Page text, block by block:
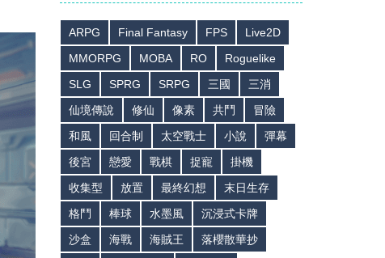
ARPG Final Fantasy FPS
Live2D
MMORPG
MOBA RO
Roguelike
SLG
SPRG SRPG 三國
三消
仙境傳說
修仙 像素 共鬥
冒險
和風
回合制 太空戰士 小說
彈幕
後宮
戀愛 戰棋 捉寵
掛機
收集型
放置 最終幻想
末日生存
格鬥
棒球 水墨風
沉浸式卡牌
沙盒
海戰 海賊王
落櫻散華抄